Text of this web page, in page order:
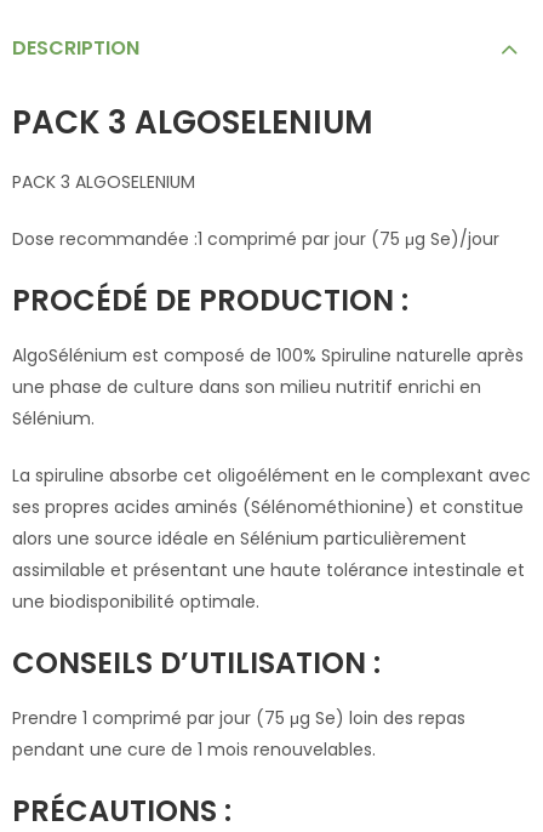
DESCRIPTION
PACK 3 ALGOSELENIUM
PACK 3 ALGOSELENIUM
Dose recommandée :1 comprimé par jour (75 μg Se)/jour
PROCÉDÉ DE PRODUCTION :
AlgoSélénium est composé de 100% Spiruline naturelle après
une phase de culture dans son milieu nutritif enrichi en
Sélénium.
La spiruline absorbe cet oligoélément en le complexant avec
ses propres acides aminés (Sélénométhionine) et constitue
alors une source idéale en Sélénium particulièrement
assimilable et présentant une haute tolérance intestinale et
une biodisponibilité optimale.
CONSEILS D’UTILISATION :
Prendre 1 comprimé par jour (75 μg Se) loin des repas
pendant une cure de 1 mois renouvelables.
PRÉCAUTIONS :